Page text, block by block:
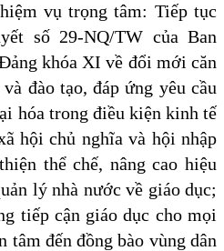
vụ trọng tâm: Tiếp tục
số 29-NQ/TW của Ban
khóa XI về đổi mới căn
đào tạo, đáp ứng yêu cầu
hóa trong điều kiện kinh tế
hội chủ nghĩa và hội nhập
thể chế, nâng cao hiệu
lý nhà nước về giáo dục;
tiếp cận giáo dục cho mọi
tâm đến đồng bào vùng dân